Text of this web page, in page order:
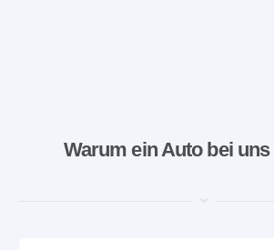
Warum ein Auto bei